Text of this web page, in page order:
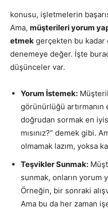
konusu, işletmelerin
Ama, müşterileri yorum
etmek gerçekten bu
denemeye değer. İşte
düşünceler var.
Yorum İstemek:
görünürlüğü artırmanın
doğrudan sormak en
mısınız?” demek gibi.
olmamak lazım, yoksa
Teşvikler Sunmak:
sunmak, onların yorum
Örneğin, bir sonraki
Ama bu da her zaman